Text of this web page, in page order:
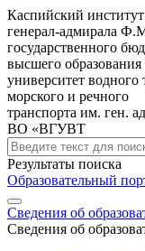
Каспийский
генерал-адмирала
государственного
высшего
университет водного
морского и речного
транспорта им.
ВО «ВГУВТ
Результаты поиска
Образовательный
Сведения об
Сведения об